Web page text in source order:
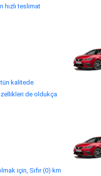
hızlı teslimat
kalitede
de oldukça
için, Sıfır (0) km